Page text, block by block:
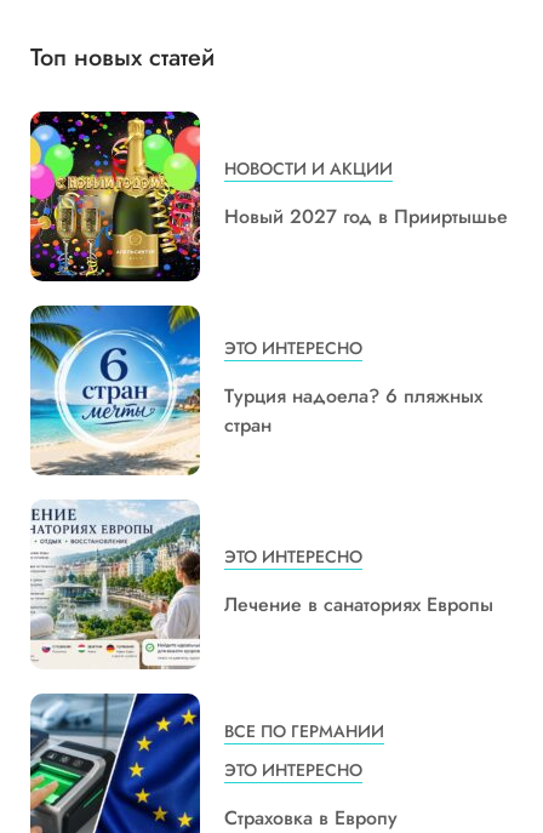
Топ новых статей
НОВОСТИ И АКЦИИ
Новый 2027 год в Прииртышье
ЭТО ИНТЕРЕСНО
Турция надоела? 6 пляжных
стран
ЭТО ИНТЕРЕСНО
Лечение в санаториях Европы
ВСЕ ПО ГЕРМАНИИ
ЭТО ИНТЕРЕСНО
Страховка в Европу